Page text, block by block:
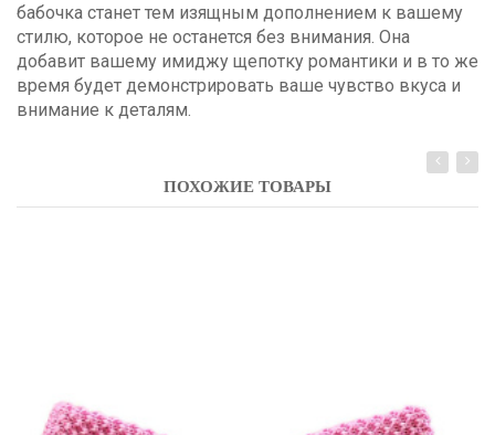
бабочка станет тем изящным дополнением к вашему
стилю, которое не останется без внимания. Она
добавит вашему имиджу щепотку романтики и в то же
время будет демонстрировать ваше чувство вкуса и
внимание к деталям.
ПОХОЖИЕ ТОВАРЫ